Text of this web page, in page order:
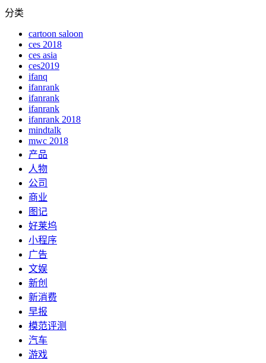
分类
cartoon saloon
ces 2018
ces asia
ces2019
ifanq
ifanrank
ifanrank
ifanrank
ifanrank 2018
mindtalk
mwc 2018
产品
人物
公司
商业
图记
好莱坞
小程序
广告
文娱
新创
新消费
早报
模范评测
汽车
游戏